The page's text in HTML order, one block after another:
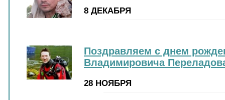
8 ДЕКАБРЯ
Поздравляем с днем
Владимировича
28 НОЯБРЯ